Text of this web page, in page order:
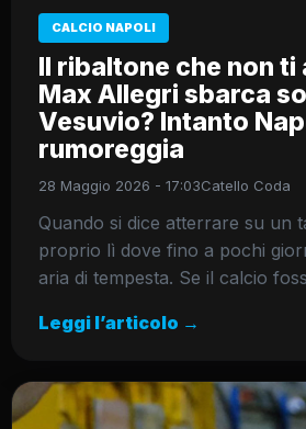
CALCIO NAPOLI
Il ribaltone che non ti
Max Allegri sbarca
Vesuvio? Intanto
rumoreggia
28 Maggio 2026 - 17:03Catello Coda
Quando si dice atterrare su un
proprio lì dove fino a pochi
aria di tempesta. Se il calcio
Leggi l’articolo →